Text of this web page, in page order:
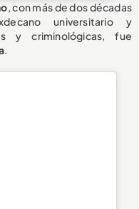
, con más de dos décadas
universitario y
y criminológicas, fue
.